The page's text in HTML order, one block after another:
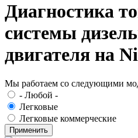
Диагностика
системы
двигателя на
Мы работаем со следующими
- Любой -
Легковые
Легковые коммерческие